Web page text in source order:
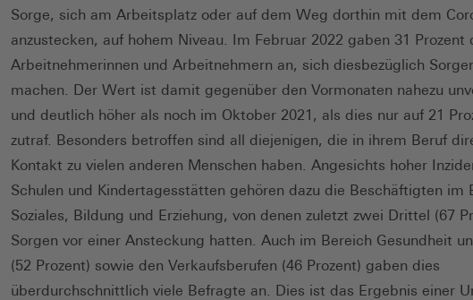
Sorge, sich am Arbeitsplatz oder auf dem Weg dorthin mit dem
anzustecken, auf hohem Niveau. Im Februar 2022 gaben 31 Prozent
Arbeitnehmerinnen und Arbeitnehmern an, sich diesbezüglich
machen. Der Wert ist damit gegenüber den Vormonaten nahezu
und deutlich höher als noch im Oktober 2021, als dies nur auf 21
zutraf. Besonders betroffen sind all diejenigen, die in ihrem Beruf
Kontakt zu vielen anderen Menschen haben. Angesichts hoher
Schulen und Kindertagesstätten gehören dazu die Beschäftigten im
Soziales, Bildung und Erziehung, von denen zuletzt zwei Drittel (67
Sorgen vor einer Ansteckung hatten. Auch im Bereich Gesundheit
(52 Prozent) sowie den Verkaufsberufen (46 Prozent) gaben dies
überdurchschnittlich viele Befragte an. Dies ist das Ergebnis einer